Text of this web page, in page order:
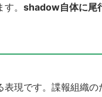
。 shadow自体に尾
表現です。諜報組織